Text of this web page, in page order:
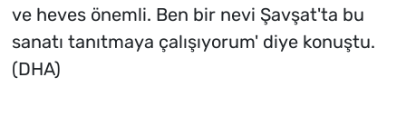
ve heves önemli. Ben bir nevi Şavşat'ta bu
sanatı tanıtmaya çalışıyorum' diye konuştu.
(DHA)